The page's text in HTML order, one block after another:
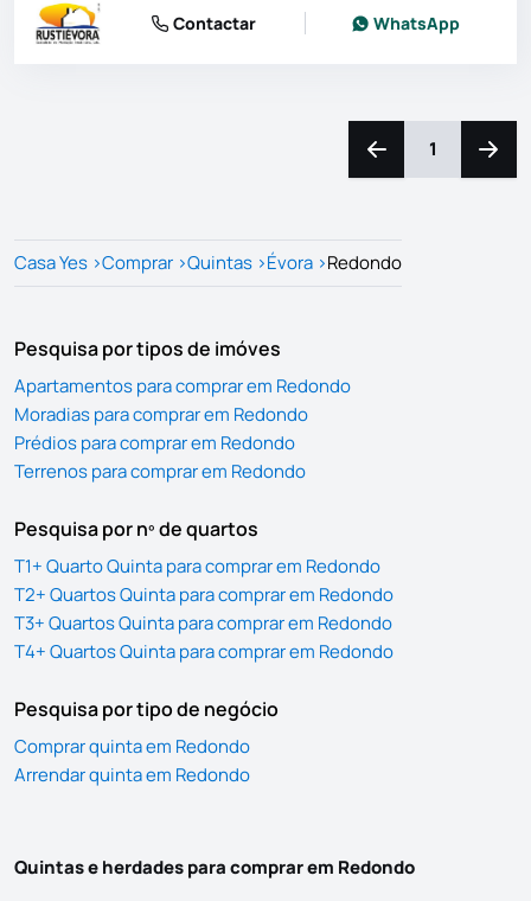
Contactar WhatsApp
Navegação para a
1
Casa Yes >Comprar >Quintas >Évora >Redondo
Pesquisa por tipos de imóves
Apartamentos para comprar em Redondo
Moradias para comprar em Redondo
Prédios para comprar em Redondo
Terrenos para comprar em Redondo
Pesquisa por nº de quartos
T1+ Quarto Quinta para comprar em Redondo
T2+ Quartos Quinta para comprar em Redondo
T3+ Quartos Quinta para comprar em Redondo
T4+ Quartos Quinta para comprar em Redondo
Pesquisa por tipo de negócio
Comprar quinta em Redondo
Arrendar quinta em Redondo
Quintas e herdades para comprar em Redondo